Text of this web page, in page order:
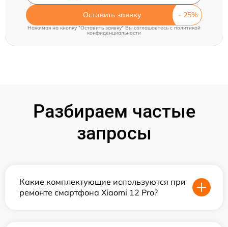
Оставить заявку
Нажимая на кнопку "Оставить заявку" Вы соглашаетесь cполитикой
конфиденциальности
Разбираем частые
запросы
Какие комплектующие используются при
ремонте смартфона Xiaomi 12 Pro?